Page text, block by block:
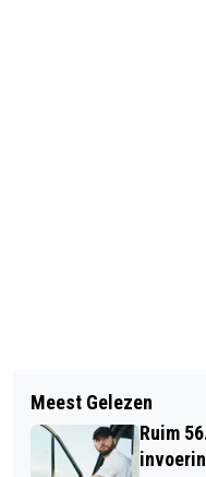
STUDEREN OP
ZELF JE TEMPO
'CHINESE
ONTMOEDIGEN'
Meest Gelezen
Ruim